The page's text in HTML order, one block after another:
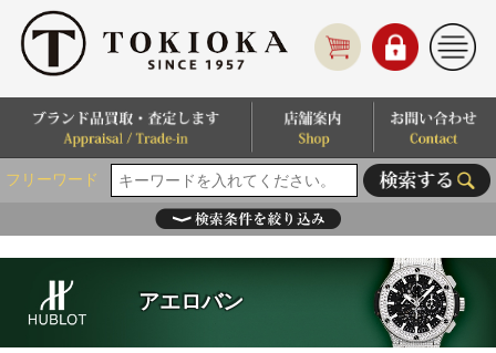
フリーワード
アエロバン